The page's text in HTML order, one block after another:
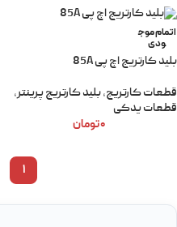
اتمام موج
ودی
بلید کارتریج اچ پی 85A
قطعات کارتریج,بلید کارتریج پرینتر,
قطعات یدکی
۰تومان
1